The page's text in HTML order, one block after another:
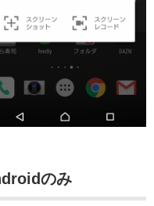
のみ